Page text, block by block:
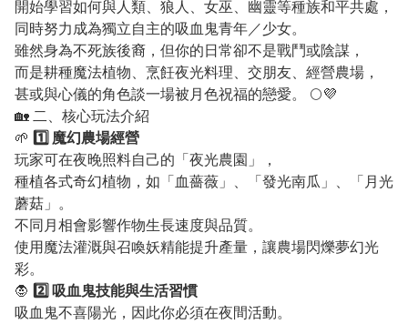
開始學習如何與人類、狼人、女巫、幽靈等種族和平共處，
同時努力成為獨立自主的吸血鬼青年／少女。
雖然身為不死族後裔，但你的日常卻不是戰鬥或陰謀，
而是耕種魔法植物、烹飪夜光料理、交朋友、經營農場，
甚或與心儀的角色談一場被月色祝福的戀愛。 🌕💜
🏡 二、核心玩法介紹
🌱 1️⃣ 魔幻農場經營
玩家可在夜晚照料自己的「夜光農園」，
種植各式奇幻植物，如「血薔薇」、「發光南瓜」、「月光
蘑菇」。
不同月相會影響作物生長速度與品質。
使用魔法灌溉與召喚妖精能提升產量，讓農場閃爍夢幻光
彩。
🧛 2️⃣ 吸血鬼技能與生活習慣
吸血鬼不喜陽光，因此你必須在夜間活動。